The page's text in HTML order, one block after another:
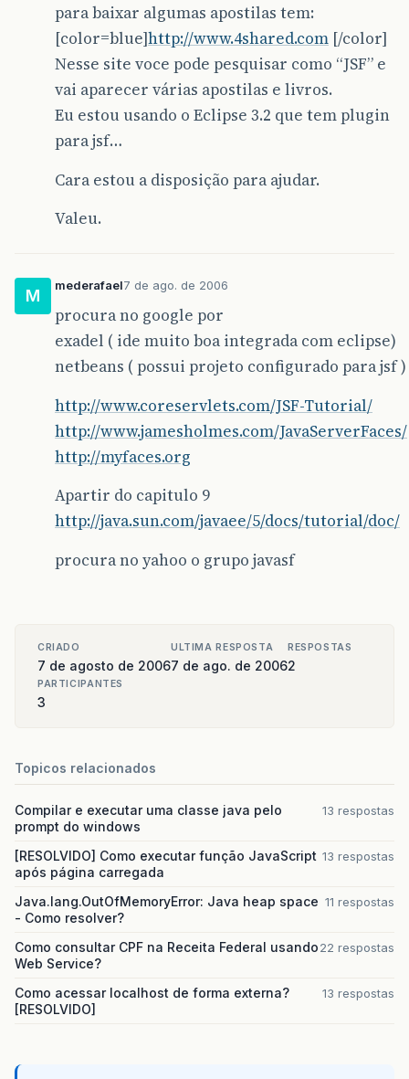
para baixar algumas apostilas tem:
[color=blue]http://www.4shared.com [/color]
Nesse site voce pode pesquisar como “JSF” e
vai aparecer várias apostilas e livros.
Eu estou usando o Eclipse 3.2 que tem plugin
para jsf…
Cara estou a disposição para ajudar.
Valeu.
M
mederafael7 de ago. de 2006
procura no google por
exadel ( ide muito boa integrada com eclipse)
netbeans ( possui projeto configurado para jsf )
http://www.coreservlets.com/JSF-Tutorial/
http://www.jamesholmes.com/JavaServerFaces/
http://myfaces.org
Apartir do capitulo 9
http://java.sun.com/javaee/5/docs/tutorial/doc/
procura no yahoo o grupo javasf
CRIADO
7 de agosto de 2006
ULTIMA RESPOSTA
7 de ago. de 2006
RESPOSTAS
2
PARTICIPANTES
3
Topicos relacionados
Compilar e executar uma classe java pelo
prompt do windows
13 respostas
[RESOLVIDO] Como executar função JavaScript
após página carregada
13 respostas
Java.lang.OutOfMemoryError: Java heap space
- Como resolver?
11 respostas
Como consultar CPF na Receita Federal usando
Web Service?
22 respostas
Como acessar localhost de forma externa?
[RESOLVIDO]
13 respostas